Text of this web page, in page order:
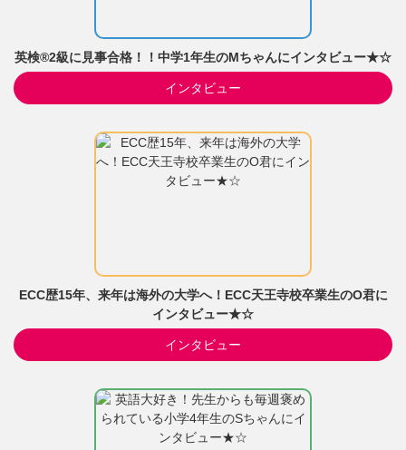
英検®2級に見事合格！！中学1年生のMちゃんにインタビュー★☆
インタビュー
ECC歴15年、来年は海外の大学へ！ECC天王寺校卒業生のO君に
インタビュー★☆
インタビュー